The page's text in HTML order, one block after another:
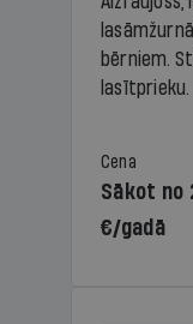
bērniem.
lasītprieku.
Cena
Sākot no
€/gadā